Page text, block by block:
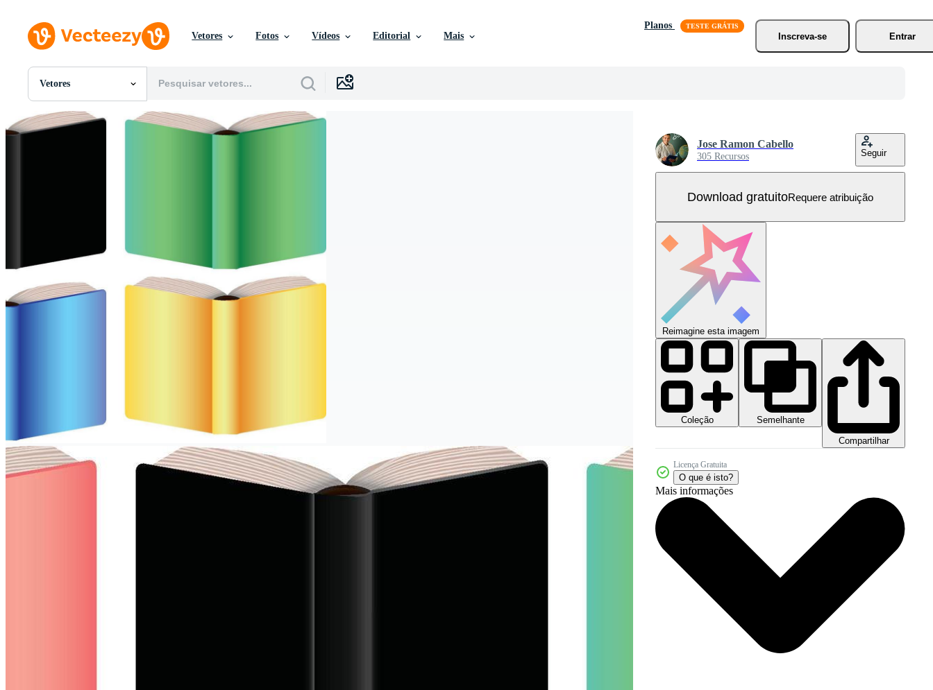
Vetores Fotos Vídeos Editorial Mais
Planos
Inscreva-se
Entrar
Vetores
Todas Imagens
Fotos
Jose Ramon Cabello
305 Recursos Seguir
Download gratuitoRequere atribuição
Reimagine esta imagem
Coleção
Semelhante
Compartilhar
Licença Gratuita
O que é isto?
Mais informações